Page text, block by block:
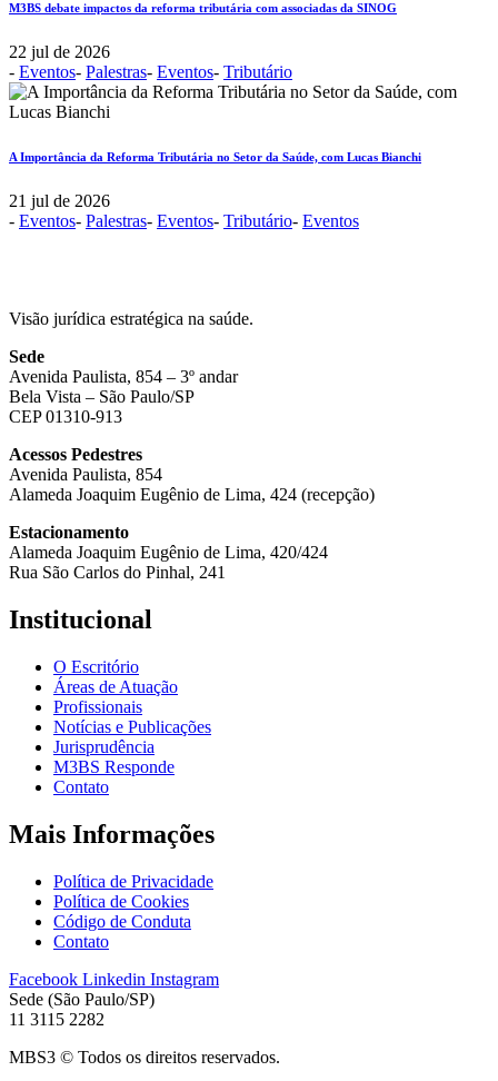
M3BS debate impactos da reforma tributária com associadas da SINOG
22 jul de 2026
- Eventos- Palestras- Eventos- Tributário
A Importância da Reforma Tributária no Setor da Saúde, com Lucas Bianchi
21 jul de 2026
- Eventos- Palestras- Eventos- Tributário- Eventos
Visão jurídica estratégica na saúde.
Sede
Avenida Paulista, 854 – 3º andar
Bela Vista – São Paulo/SP
CEP 01310-913
Acessos Pedestres
Avenida Paulista, 854
Alameda Joaquim Eugênio de Lima, 424 (recepção)
Estacionamento
Alameda Joaquim Eugênio de Lima, 420/424
Rua São Carlos do Pinhal, 241
Institucional
O Escritório
Áreas de Atuação
Profissionais
Notícias e Publicações
Jurisprudência
M3BS Responde
Contato
Mais Informações
Política de Privacidade
Política de Cookies
Código de Conduta
Contato
Facebook Linkedin Instagram
Sede (São Paulo/SP)
11 3115 2282
MBS3 © Todos os direitos reservados.